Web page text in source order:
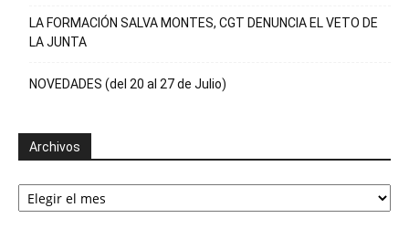
LA FORMACIÓN SALVA MONTES, CGT DENUNCIA EL VETO DE
LA JUNTA
NOVEDADES (del 20 al 27 de Julio)
Archivos
Archivos